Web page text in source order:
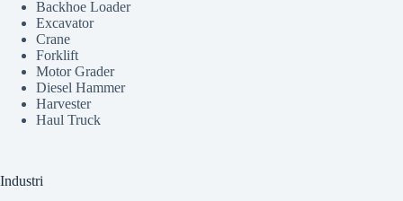
Backhoe Loader
Excavator
Crane
Forklift
Motor Grader
Diesel Hammer
Harvester
Haul Truck
Industri